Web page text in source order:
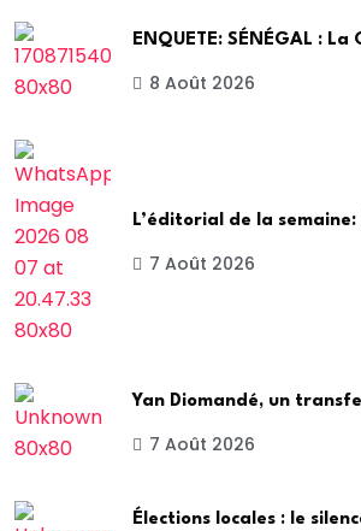
ENQUETE: SÉNÉGAL :
8 Août 2026
L’éditorial de la semaine:
7 Août 2026
Yan Diomandé, un
7 Août 2026
Élections locales : le